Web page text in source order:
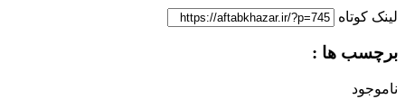
لینک کوتاه
برچسب ها :
ناموجود